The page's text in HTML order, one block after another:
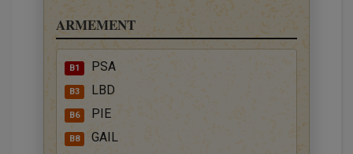
ARMEMENT
B1 PSA
B3 LBD
B6 PIE
B8 GAIL